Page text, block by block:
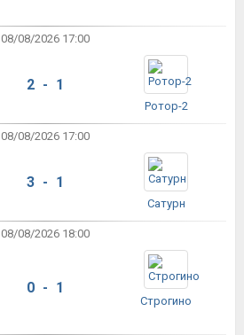
08/08/2026 17:00
2 - 1
Ротор-2
08/08/2026 17:00
3 - 1
Сатурн
08/08/2026 18:00
0 - 1
Строгино